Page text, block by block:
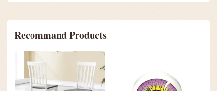
Recommand Products